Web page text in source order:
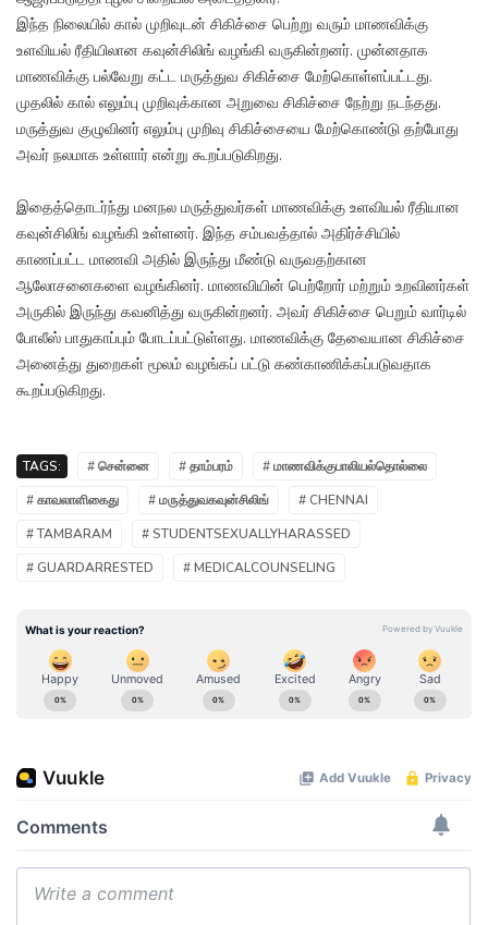
இந்த நிலையில் கால் முறிவுடன் சிகிச்சை பெற்று வரும் மாணவிக்கு
உளவியல் ரீதியிலான கவுன்சிலிங் வழங்கி வருகின்றனர். முன்னதாக
மாணவிக்கு பல்வேறு கட்ட மருத்துவ சிகிச்சை மேற்கொள்ளப்பட்டது.
முதலில் கால் எலும்பு முறிவுக்கான அறுவை சிகிச்சை நேற்று நடந்தது.
மருத்துவ குழுவினர் எலும்பு முறிவு சிகிச்சையை மேற்கொண்டு தற்போது
அவர் நலமாக உள்ளார் என்று கூறப்படுகிறது.
இதைத்தொடர்ந்து மனநல மருத்துவர்கள் மாணவிக்கு உளவியல் ரீதியான
கவுன்சிலிங் வழங்கி உள்ளனர். இந்த சம்பவத்தால் அதிர்ச்சியில்
காணப்பட்ட மாணவி அதில் இருந்து மீண்டு வருவதற்கான
ஆலோசனைகளை வழங்கினர். மாணவியின் பெற்றோர் மற்றும் உறவினர்கள்
அருகில் இருந்து கவனித்து வருகின்றனர். அவர் சிகிச்சை பெறும் வார்டில்
போலீஸ் பாதுகாப்பும் போடப்பட்டுள்ளது. மாணவிக்கு தேவையான சிகிச்சை
அனைத்து துறைகள் மூலம் வழங்கப் பட்டு கண்காணிக்கப்படுவதாக
கூறப்படுகிறது.
TAGS: # சென்னை # தாம்பரம்
# மாணவிக்குபாலியல்தொல்லை
# காவலாளிகைது
# மருத்துவகவுன்சிலிங்
# CHENNAI
# TAMBARAM
# STUDENTSEXUALLYHARASSED
# GUARDARRESTED
# MEDICALCOUNSELING